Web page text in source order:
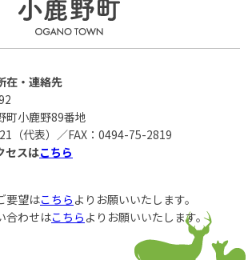
在・連絡先
町小鹿野89番地
（代表）／FAX：0494-75-2819
セスはこちら
要望はこちら よりお願いいたします。
合わせはこちら よりお願いいたします。